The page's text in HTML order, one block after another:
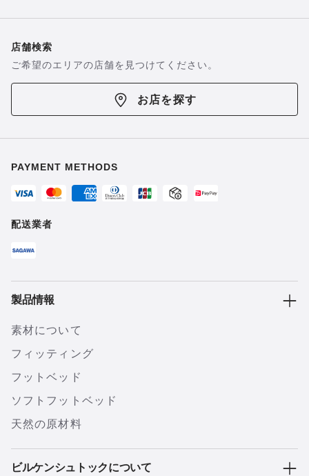
店舗検索
ご希望のエリアの店舗を見つけてください。
お店を探す
PAYMENT METHODS
配送業者
製品情報
素材について
フィッティング
フットベッド
ソフトフットベッド
天然の原材料
ビルケンシュトックについて